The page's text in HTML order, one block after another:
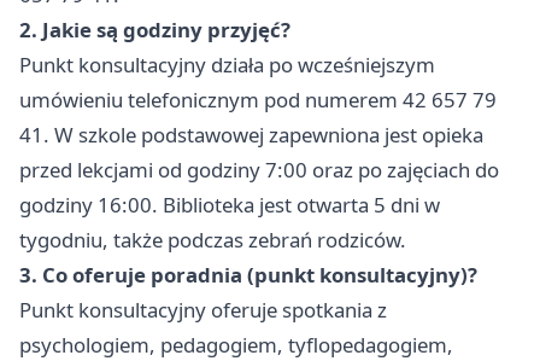
2. Jakie są godziny przyjęć?
Punkt konsultacyjny działa po wcześniejszym
umówieniu telefonicznym pod numerem 42 657 79
41. W szkole podstawowej zapewniona jest opieka
przed lekcjami od godziny 7:00 oraz po zajęciach do
godziny 16:00. Biblioteka jest otwarta 5 dni w
tygodniu, także podczas zebrań rodziców.
3. Co oferuje poradnia (punkt konsultacyjny)?
Punkt konsultacyjny oferuje spotkania z
psychologiem, pedagogiem, tyflopedagogiem,